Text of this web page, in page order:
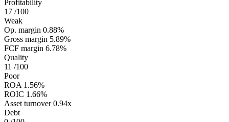
Profitability
17 /100
Weak
Op. margin 0.88%
Gross margin 5.89%
FCF margin 6.78%
Quality
11 /100
Poor
ROA 1.56%
ROIC 1.66%
Asset turnover 0.94x
Debt